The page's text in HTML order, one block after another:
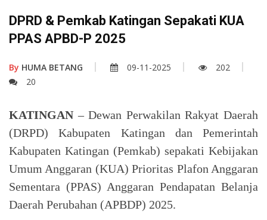
DPRD & Pemkab Katingan Sepakati KUA
PPAS APBD-P 2025
By HUMA BETANG 09-11-2025
202
20
KATINGAN– Dewan Perwakilan Rakyat Daerah
(DRPD) Kabupaten Katingan dan Pemerintah
Kabupaten Katingan (Pemkab) sepakati Kebijakan
Umum Anggaran (KUA) Prioritas Plafon Anggaran
Sementara (PPAS) Anggaran Pendapatan Belanja
Daerah Perubahan (APBDP) 2025.